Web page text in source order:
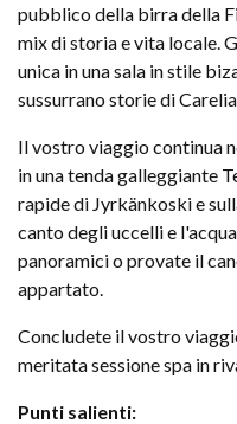
pubblico della birra della
mix di storia e vita locale.
unica in una sala in stile
sussurrano storie di
Il vostro viaggio continua
in una tenda galleggiante
rapide di Jyrkänkoski e
canto degli uccelli e
panoramici o provate il
appartato.
Concludete il vostro
meritata sessione spa in
Punti salienti: